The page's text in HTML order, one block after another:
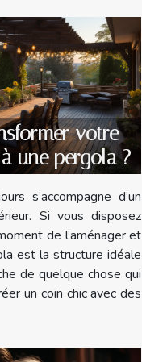
votre
une pergola ?
s’accompagne d’un
Si vous disposez
de l’aménager et
est la structure idéale
de quelque chose qui
un coin chic avec des